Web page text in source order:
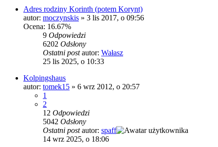
Adres rodziny Korinth (potem Korynt)
autor: moczynskis » 3 lis 2017, o 09:56
Ocena: 16.67%
9 Odpowiedzi
6202 Odsłony
Ostatni postautor: Wałasz
25 lis 2025, o 10:33
Kolpingshaus
autor: tomek15 » 6 wrz 2012, o 20:57
1
2
12 Odpowiedzi
5042 Odsłony
Ostatni postautor: spaff
14 wrz 2025, o 18:06